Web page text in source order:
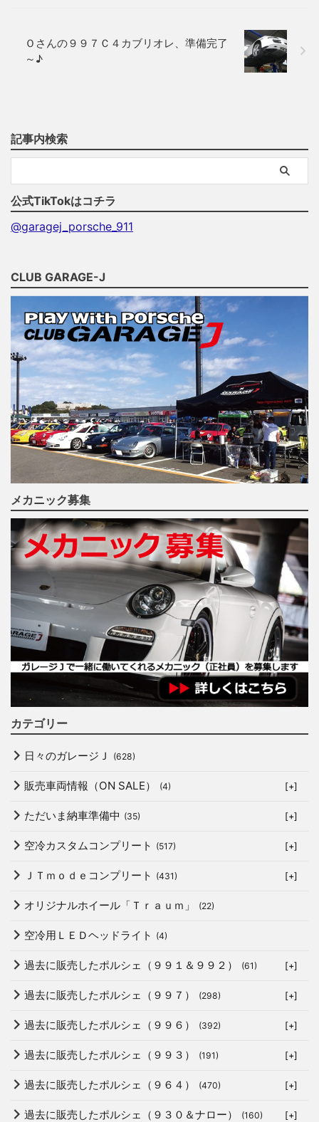
Ｏさんの９９７Ｃ４カブリオレ、準備完了
～♪
記事内検索
公式TikTokはコチラ
@garagej_porsche_911
CLUB GARAGE-J
メカニック募集
カテゴリー
日々のガレージＪ (628)
販売車両情報（ON SALE） (4) [+]
ただいま納車準備中 (35) [+]
空冷カスタムコンプリート (517) [+]
ＪＴｍｏｄｅコンプリート (431) [+]
オリジナルホイール「Ｔｒａｕｍ」 (22)
空冷用ＬＥＤヘッドライト (4)
過去に販売したポルシェ（９９１＆９９２） (61) [+]
過去に販売したポルシェ（９９７） (298) [+]
過去に販売したポルシェ（９９６） (392) [+]
過去に販売したポルシェ（９９３） (191) [+]
過去に販売したポルシェ（９６４） (470) [+]
過去に販売したポルシェ（９３０＆ナロー） (160) [+]